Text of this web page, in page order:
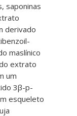
saponinas
derivado
maslínico
extrato
um
3β-p-
esqueleto